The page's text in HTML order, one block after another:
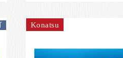
Konatsu